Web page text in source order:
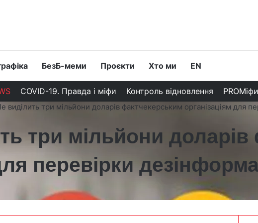
БезБ-меми Проєкти Хто ми EN
COVID-19. Правда і міфи Контроль відновлення PROМіфи
виділить три мільйони доларів фактчекерським організаціям для
три мільйони
перевірки